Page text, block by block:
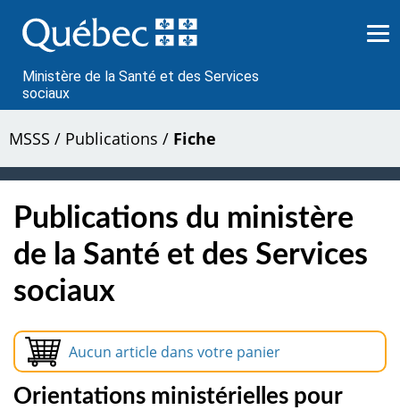
au
contenu
Ministère de la Santé et des Services
sociaux
MSSS / Publications / Fiche
Publications du ministère
de la Santé et des Services
sociaux
Aucun article dans votre panier
Orientations ministérielles pour